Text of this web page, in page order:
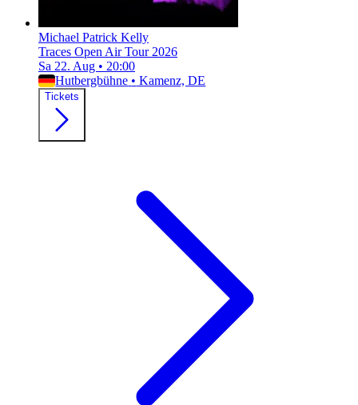
Michael Patrick Kelly
Traces Open Air Tour 2026
Sa 22. Aug • 20:00
Hutbergbühne • Kamenz, DE
Tickets